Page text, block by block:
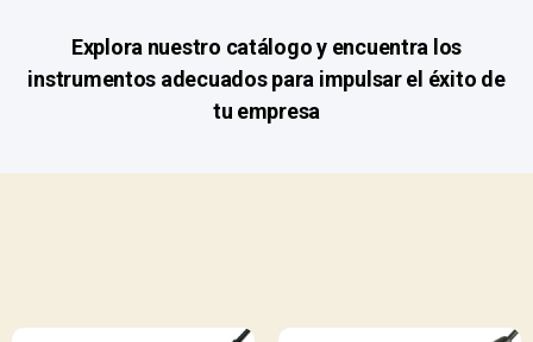
Explora nuestro catálogo y encuentra los
instrumentos adecuados para impulsar el éxito de
tu empresa